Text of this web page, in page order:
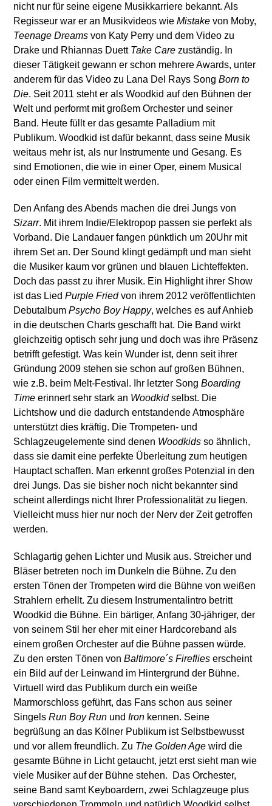
nicht nur für seine eigene Musikkarriere bekannt. Als
Regisseur war er an Musikvideos wieMistake von Moby,
Teenage Dreams von Katy Perry und dem Video zu
Drake und Rhiannas Duett Take Care zuständig. In
dieser Tätigkeit gewann er schon mehrere Awards, unter
anderem für das Video zu Lana Del Rays SongBorn to
Die. Seit 2011 steht er als Woodkid auf den Bühnen der
Welt und performt mit großem Orchester und seiner
Band. Heute füllt er das gesamte Palladium mit
Publikum. Woodkid ist dafür bekannt, dass seine Musik
weitaus mehr ist, als nur Instrumente und Gesang. Es
sind Emotionen, die wie in einer Oper, einem Musical
oder einen Film vermittelt werden.
Den Anfang des Abends machen die drei Jungs von
Sizarr. Mit ihrem Indie/Elektropop passen sie perfekt als
Vorband. Die Landauer fangen pünktlich um 20Uhr mit
ihrem Set an. Der Sound klingt gedämpft und man sieht
die Musiker kaum vor grünen und blauen Lichteffekten.
Doch das passt zu ihrer Musik. Ein Highlight ihrer Show
ist das LiedPurple Friedvon ihrem 2012 veröffentlichten
DebutalbumPsycho Boy Happy, welches es auf Anhieb
in die deutschen Charts geschafft hat. Die Band wirkt
gleichzeitig optisch sehr jung und doch was ihre Präsenz
betrifft gefestigt. Was kein Wunder ist, denn seit ihrer
Gründung 2009 stehen sie schon auf großen Bühnen,
wie z.B. beim Melt-Festival. Ihr letzter SongBoarding
Time erinnert sehr stark an Woodkidselbst. Die
Lichtshow und die dadurch entstandende Atmosphäre
unterstützt dies kräftig. Die Trompeten- und
Schlagzeugelemente sind denen Woodkids so ähnlich,
dass sie damit eine perfekte Überleitung zum heutigen
Hauptact schaffen. Man erkennt großes Potenzial in den
drei Jungs. Das sie bisher noch nicht bekannter sind
scheint allerdings nicht Ihrer Professionalität zu liegen.
Vielleicht muss hier nur noch der Nerv der Zeit getroffen
werden.
Schlagartig gehen Lichter und Musik aus. Streicher und
Bläser betreten noch im Dunkeln die Bühne. Zu den
ersten Tönen der Trompeten wird die Bühne von weißen
Strahlern erhellt. Zu diesem Instrumentalintro betritt
Woodkid die Bühne. Ein bärtiger, Anfang 30-jähriger, der
von seinem Stil her eher mit einer Hardcoreband als
einem großen Orchester auf die Bühne passen würde.
Zu den ersten Tönen vonBaltimore´s Fireflies erscheint
ein Bild auf der Leinwand im Hintergrund der Bühne.
Virtuell wird das Publikum durch ein weiße
Marmorschloss geführt, das Fans schon aus seiner
SingelsRun Boy Run undIron kennen. Seine
begrüßung an das Kölner Publikum ist Selbstbewusst
und vor allem freundlich. Zu The Golden Age wird die
gesamte Bühne in Licht getaucht, jetzt erst sieht man wie
viele Musiker auf der Bühne stehen. Das Orchester,
seine Band samt Keyboardern, zwei Schlagzeuge plus